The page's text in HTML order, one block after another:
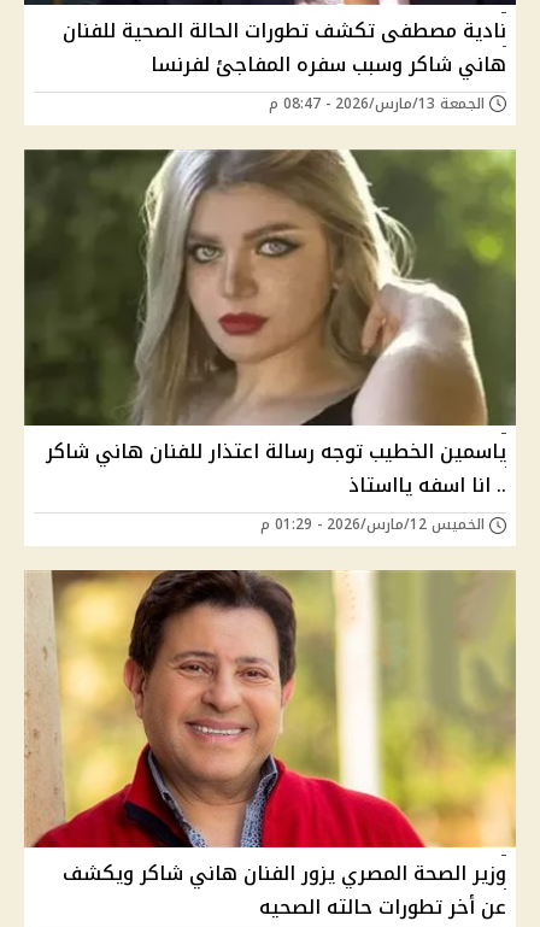
نادية مصطفى تكشف تطورات الحالة الصحية للفنان
هاني شاكر وسبب سفره المفاجئ لفرنسا
الجمعة 13/مارس/2026 - 08:47 م
ياسمين الخطيب توجه رسالة اعتذار للفنان هاني شاكر
.. انا اسفه يااستاذ
الخميس 12/مارس/2026 - 01:29 م
وزير الصحة المصري يزور الفنان هاني شاكر ويكشف
عن أخر تطورات حالته الصحيه